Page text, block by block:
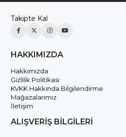
Takipte Kal
HAKKIMIZDA
Hakkımızda
Gizlilik Politikası
KVKK Hakkında Bilgilendirme
Mağazalarımız
İletişim
ALIŞVERİŞ BİLGİLERİ